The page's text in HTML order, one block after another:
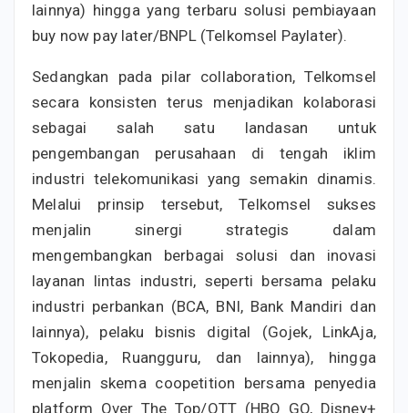
lainnya) hingga yang terbaru solusi pembiayaan
buy now pay later/BNPL (Telkomsel Paylater).
Sedangkan pada pilar collaboration, Telkomsel
secara konsisten terus menjadikan kolaborasi
sebagai salah satu landasan untuk
pengembangan perusahaan di tengah iklim
industri telekomunikasi yang semakin dinamis.
Melalui prinsip tersebut, Telkomsel sukses
menjalin sinergi strategis dalam
mengembangkan berbagai solusi dan inovasi
layanan lintas industri, seperti bersama pelaku
industri perbankan (BCA, BNI, Bank Mandiri dan
lainnya), pelaku bisnis digital (Gojek, LinkAja,
Tokopedia, Ruangguru, dan lainnya), hingga
menjalin skema coopetition bersama penyedia
platform Over The Top/OTT (HBO GO, Disney+